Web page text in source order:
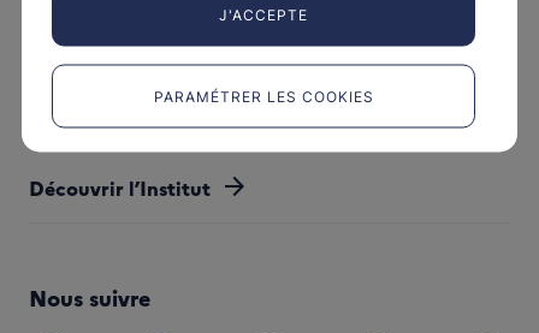
L'Institut national du cancer est l’agence d'expertise
sanitaire et scientifique en cancérologie de l’État.
Découvrir l’Institut arrow_forward
Nous suivre
J'ACCEPTE
PARAMÉTRER LES COOKIES